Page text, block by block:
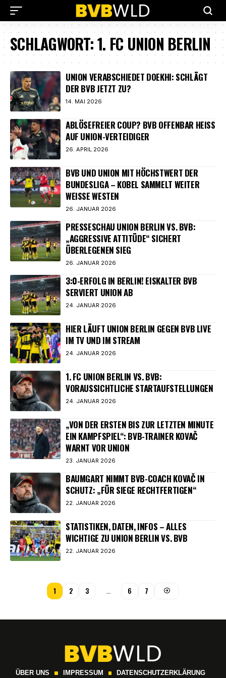
SCHLAGWORT:1. FC UNION BERLIN
UNION VERABSCHIEDET DOEKHI: SCHLÄGT
DER BVB JETZT ZU?
14. MAI 2026
ABLÖSEFREIER COUP? BVB OFFENBAR HEISS A
UF UNION-VERTEIDIGER
26. APRIL 2026
BVB UND UNION MIT HÖCHSTWERT DER
BUNDESLIGA – KOBEL SAMMELT WEITER
WEISSE WESTEN
26. JANUAR 2026
PRESSESCHAU UNION BERLIN VS. BVB:
„AGGRESSIVE ATTITÜDE“ SICHERT
ÜBERLEGENEN SIEG
26. JANUAR 2026
3:0-ERFOLG IN BERLIN! EISKALTER BVB
SERVIERT UNION AB
24. JANUAR 2026
HIER LÄUFT UNION BERLIN GEGEN BVB LIVE
IM TV UND IM STREAM
24. JANUAR 2026
1. FC UNION BERLIN VS. BVB:
VORAUSSICHTLICHE STARTAUFSTELLUNGEN
24. JANUAR 2026
„VON DER ERSTEN BIS ZUR LETZTEN MINUTE
EIN KAMPFSPIEL“: BVB-TRAINER KOVAČ
WARNT VOR UNION
23. JANUAR 2026
BAUMGART NIMMT BVB-COACH KOVAČ IN
SCHUTZ: „FÜR SIEGE RECHTFERTIGEN“
22. JANUAR 2026
STATISTIKEN, DATEN, INFOS – ALLES
WICHTIGE ZU UNION BERLIN VS. BVB
22. JANUAR 2026
1 2 3 … 6 7
ÜBER UNS IMPRESSUM DATENSCHUTZERKLÄRUNG